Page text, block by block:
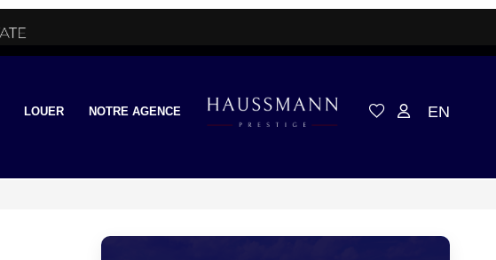
LOUER NOTRE AGENCE EN